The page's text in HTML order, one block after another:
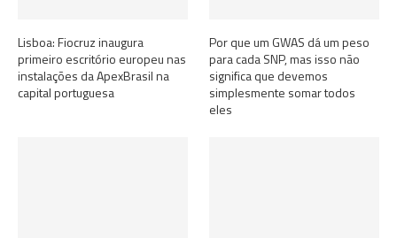
Lisboa: Fiocruz inaugura
primeiro escritório europeu nas
instalações da ApexBrasil na
capital portuguesa
Por que um GWAS dá um peso
para cada SNP, mas isso não
significa que devemos
simplesmente somar todos
eles